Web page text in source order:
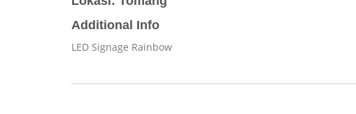
Additional Info
LED Signage Rainbow